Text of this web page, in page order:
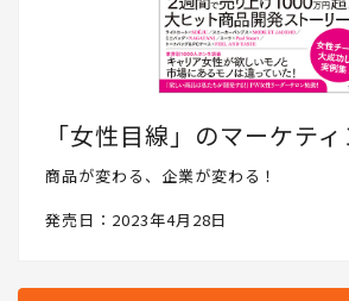
「女性目線」のマーケテ
商品が変わる、企業が変わる！
発売日：2023年4月28日